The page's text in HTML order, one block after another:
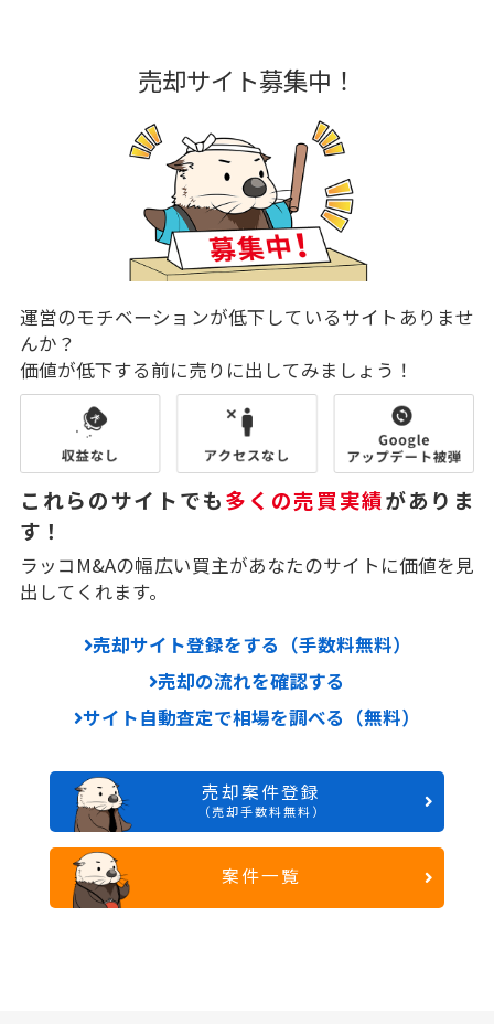
売却サイト募集中！
運営のモチベーションが低下しているサイトありませ
んか？
価値が低下する前に売りに出してみましょう！
これらのサイトでも多くの売買実績がありま
す！
ラッコM&Aの幅広い買主があなたのサイトに価値を見
出してくれます。
売却サイト登録をする（手数料無料）
売却の流れを確認する
サイト自動査定で相場を調べる（無料）
売却案件登録
（売却手数料無料）
案件一覧